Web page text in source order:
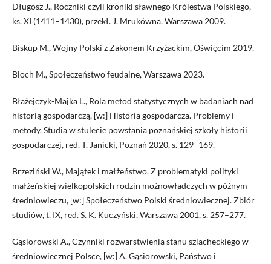
Długosz J., Roczniki czyli kroniki sławnego Królestwa Polskiego,
ks. XI (1411–1430), przekł. J. Mrukówna, Warszawa 2009.
Biskup M., Wojny Polski z Zakonem Krzyżackim, Oświęcim 2019.
Bloch M., Społeczeństwo feudalne, Warszawa 2023.
Błażejczyk-Majka L., Rola metod statystycznych w badaniach nad
historią gospodarczą, [w:] Historia gospodarcza. Problemy i
metody. Studia w stulecie powstania poznańskiej szkoły historii
gospodarczej, red. T. Janicki, Poznań 2020, s. 129–169.
Brzeziński W., Majątek i małżeństwo. Z problematyki polityki
małżeńskiej wielkopolskich rodzin możnowładczych w późnym
średniowieczu, [w:] Społeczeństwo Polski średniowiecznej. Zbiór
studiów, t. IX, red. S. K. Kuczyński, Warszawa 2001, s. 257–277.
Gąsiorowski A., Czynniki rozwarstwienia stanu szlacheckiego w
średniowiecznej Polsce, [w:] A. Gąsiorowski, Państwo i